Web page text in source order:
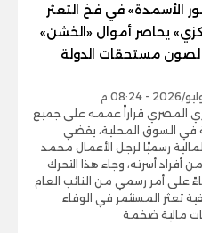
الأسمدة» في فخ التعثر
يحاصر أموال «الخشن»
لصون مستحقات الدولة
المصري قراراً عممه على جميع
في السوق المحلية، يقضي
رسميًا لرجل الأعمال محمد
فرداً من أفراد أسرته، وجاء هذا التحرك
على أمر رسمي من النائب العام
تعثر المستثمر في الوفاء
مالية ضخمة